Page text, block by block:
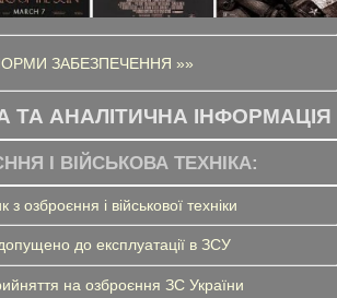
ЗАБЕЗПЕЧЕННЯ »»
ТА АНАЛІТИЧНА ІНФОРМАЦІЯ
І ВІЙСЬКОВА ТЕХНІКА:
з озброєння і військової техніки
до експлуатації в ЗСУ
на озброєння ЗС України